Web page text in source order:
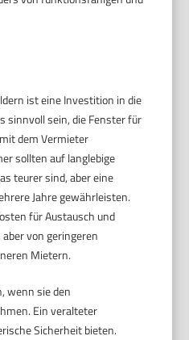
ist eine Investition in die
sinnvoll sein, die Fenster für
dem Vermieter
sollten auf langlebige
teurer sind, aber eine
Jahre gewährleisten.
für Austausch und
von geringeren
Mietern.
wenn sie den
Ein veralteter
Sicherheit bieten.